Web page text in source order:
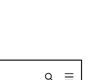
SHARE
SHARE